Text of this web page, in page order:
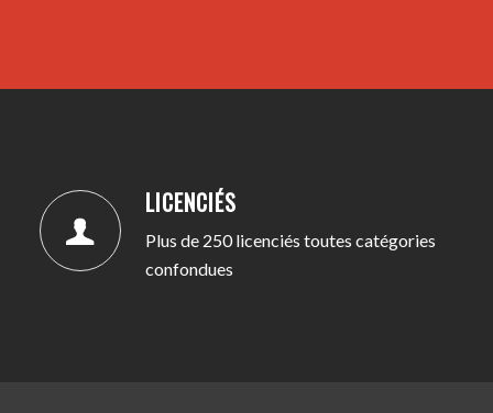
LICENCIÉS
Plus de 250 licenciés toutes catégories
confondues